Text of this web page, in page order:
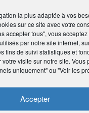
la plus adaptée à vos
sur ce site avec votre
accepter tous", vous
par notre site internet,
fins de suivi statistiques et
visite sur notre site. Vous
uniquement" ou "Voir les
Accepter